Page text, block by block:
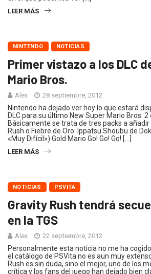
LEER MÁS
NINTENDO NOTICIAS
Primer vistazo a los DLC
Mario Bros.
Alex 28 septiembre, 2012
Nintendo ha dejado ver hoy lo que estará
DLC para su último New Super Mario Bros. 2
Básicamente se trata de tres packs a añadir
Rush o Fiebre de Oro: Ippatsu Shoubu de
«Muy Difícil») Gold Mario Go! Go! Go! […]
LEER MÁS
NOTICIAS PSVITA
Gravity Rush tendrá
en la TGS
Alex 22 septiembre, 2012
Personalmente esta noticia no me ha
el catálogo de PSVita no es aun muy
Rush es sin duda, sino el mejor, uno de los
crítica y los fans del juego han dejado bien